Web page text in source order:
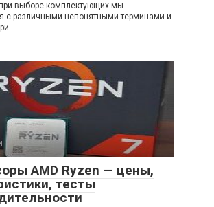
выборе комплектующих мы
с различными непонятными терминами и
AMD Ryzen — цены,
тесты